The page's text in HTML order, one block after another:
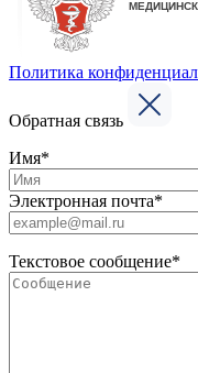
Политика
Обратная связь
Имя*
Электронная почта*
Текстовое сообщение*